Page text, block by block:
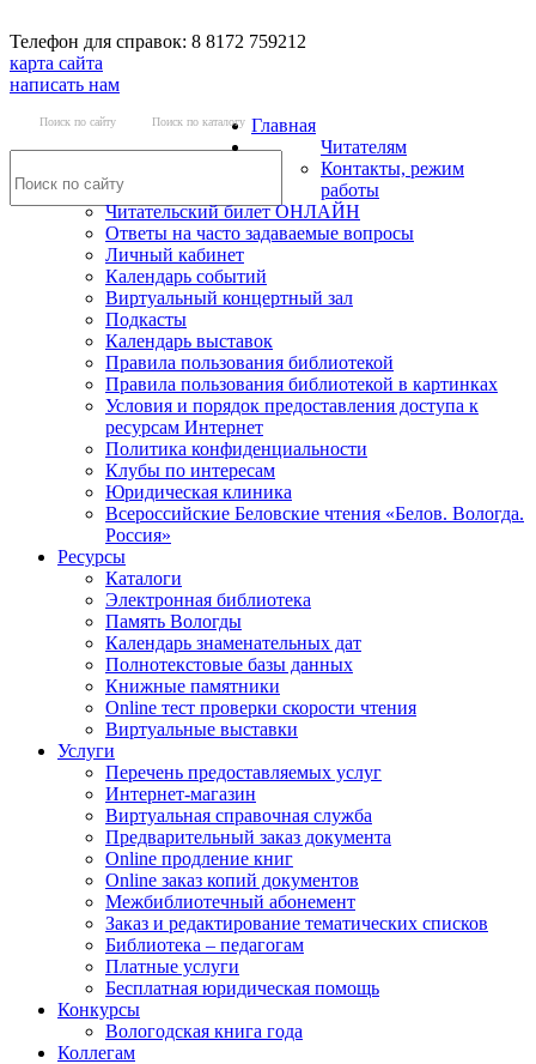
Телефон для справок: 8 8172 759212
карта сайта
написать нам
Поиск по сайту Поиск по каталогу Главная
Читателям
Контакты, режим
работы
Читательский билет ОНЛАЙН
Ответы на часто задаваемые вопросы
Личный кабинет
Календарь событий
Виртуальный концертный зал
Подкасты
Календарь выставок
Правила пользования библиотекой
Правила пользования библиотекой в картинках
Условия и порядок предоставления доступа к
ресурсам Интернет
Политика конфиденциальности
Клубы по интересам
Юридическая клиника
Всероссийские Беловские чтения «Белов. Вологда.
Россия»
Ресурсы
Каталоги
Электронная библиотека
Память Вологды
Календарь знаменательных дат
Полнотекстовые базы данных
Книжные памятники
Online тест проверки скорости чтения
Виртуальные выставки
Услуги
Перечень предоставляемых услуг
Интернет-магазин
Виртуальная справочная служба
Предварительный заказ документа
Online продление книг
Online заказ копий документов
Межбиблиотечный абонемент
Заказ и редактирование тематических списков
Библиотека – педагогам
Платные услуги
Бесплатная юридическая помощь
Конкурсы
Вологодская книга года
Коллегам